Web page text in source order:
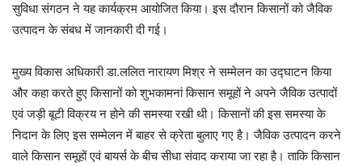
सुविधा संगठन ने यह कार्यक्रम आयोजित किया। इस दौरान किसानों को जैविक
उत्पादन के संबध में जानकारी दी गई।
मुख्य विकास अधिकारी डा.ललित नारायण मिश्र ने सम्मेलन का उद्घाटन किया
और कहा करते हुए किसानों को शुभकामनां किसान समूहों ने अपने जैविक उत्पादों
एवं जड़ी बूटी विक्रय न होने की समस्या रखी थी। किसानों की इस समस्या के
निदान के लिए इस सम्मेलन में बाहर से क्रेता बुलाए गए है। जैविक उत्पादन करने
वाले किसान समूहों एवं बायर्स के बीच सीधा संवाद कराया जा रहा है। ताकि किसान